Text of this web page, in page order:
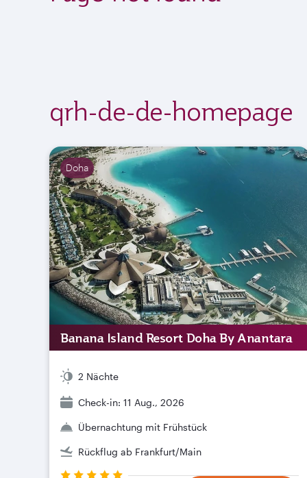
qrh-de-de-homepage
Doha
Banana Island Resort Doha By Anantara
2 Nächte
Check-in: 11 Aug., 2026
Übernachtung mit Frühstück
Rückflug ab Frankfurt/Main